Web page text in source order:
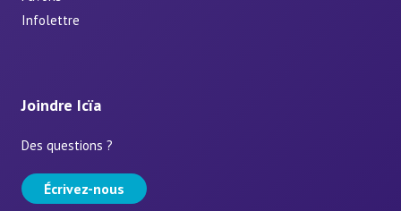
Infolettre
Joindre Icïa
Des questions ?
Écrivez-nous